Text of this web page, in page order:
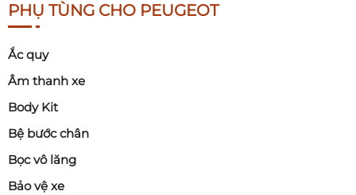
PHỤ TÙNG CHO PEUGEOT
Ắc quy
Âm thanh xe
Body Kit
Bệ bước chân
Bọc vô lăng
Bảo vệ xe